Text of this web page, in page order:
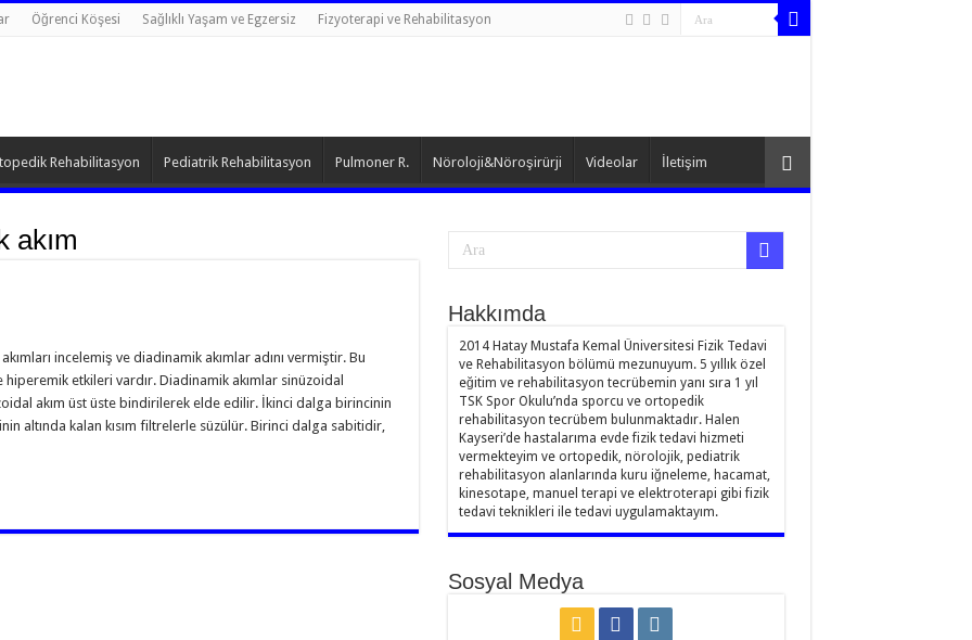
Öğrenci Köşesi Sağlıklı Yaşam ve Egzersiz Fizyoterapi ve Rehabilitasyon
Rehabilitasyon Pediatrik Rehabilitasyon Pulmoner R. Nöroloji&Nöroşirürji Videolar İletişim
akım
incelemiş ve diadinamik akımlar adını vermiştir. Bu
etkileri vardır. Diadinamik akımlar sinüzoidal
akım üst üste bindirilerek elde edilir. İkinci dalga birincinin
altında kalan kısım filtrelerle süzülür. Birinci dalga sabitidir,
Hakkımda
2014 Hatay Mustafa Kemal Üniversitesi Fizik Tedavi
ve Rehabilitasyon bölümü mezunuyum. 5 yıllık özel
eğitim ve rehabilitasyon tecrübemin yanı sıra 1 yıl
TSK Spor Okulu’nda sporcu ve ortopedik
rehabilitasyon tecrübem bulunmaktadır. Halen
Kayseri’de hastalarıma evde fizik tedavi hizmeti
vermekteyim ve ortopedik, nörolojik, pediatrik
rehabilitasyon alanlarında kuru iğneleme, hacamat,
kinesotape, manuel terapi ve elektroterapi gibi fizik
tedavi teknikleri ile tedavi uygulamaktayım.
Sosyal Medya